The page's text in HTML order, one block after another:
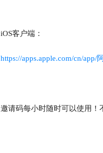
iOS客户端：
https://apps.apple.com/cn/app/
邀请码每小时随时可以使用！